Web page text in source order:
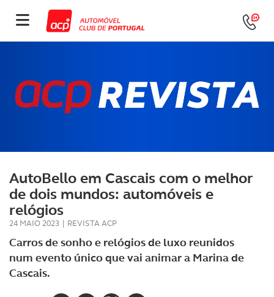
AutoBello em Cascais com o melhor
de dois mundos: automóveis e
relógios
24 MAIO 2023 | REVISTA ACP
Carros de sonho e relógios de luxo reunidos
num evento único que vai animar a Marina de
Cascais.